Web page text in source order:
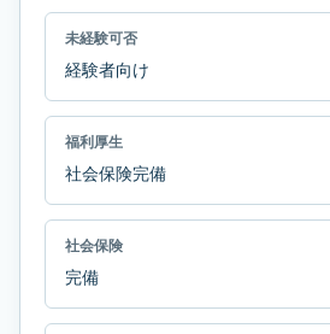
未経験可否
経験者向け
福利厚生
社会保険完備
社会保険
完備